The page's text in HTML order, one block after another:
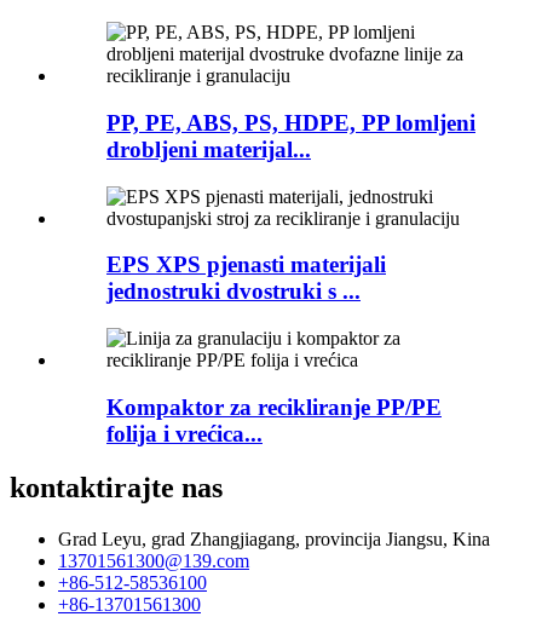
PP, PE, ABS, PS, HDPE, PP lomljeni
drobljeni materijal...
EPS XPS pjenasti materijali
jednostruki dvostruki s ...
Kompaktor za recikliranje PP/PE
folija i vrećica...
kontaktirajte nas
Grad Leyu, grad Zhangjiagang, provincija Jiangsu, Kina
13701561300@139.com
+86-512-58536100
+86-13701561300